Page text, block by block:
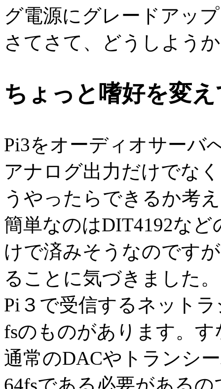
グ電源にグレードアッ
さてさて、どうしよう
ちょっと嗜好を変
Pi3をオーディオサーバ
アナログ出力だけでな
うやったらできるか考
簡単なのはDIT4192な
けで済みそうなのです
ることに気づきました。
Pi３で受信するネット
fsのものがあります。
通常のDACやトランシ